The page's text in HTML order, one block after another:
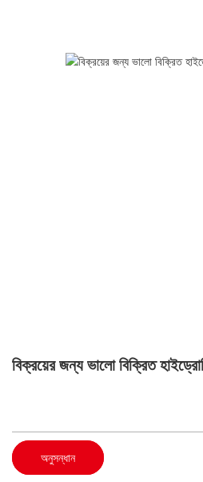
বিক্রয়ের জন্য ভালো বিক্রিত
অনুসন্ধান